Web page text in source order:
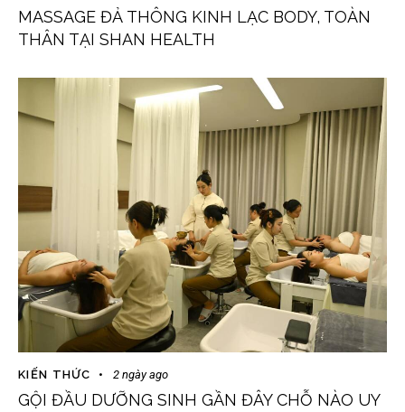
MASSAGE ĐẢ THÔNG KINH LẠC BODY, TOÀN
THÂN TẠI SHAN HEALTH
KIẾN THỨC 2 ngày ago
GỘI ĐẦU DƯỠNG SINH GẦN ĐÂY CHỖ NÀO UY